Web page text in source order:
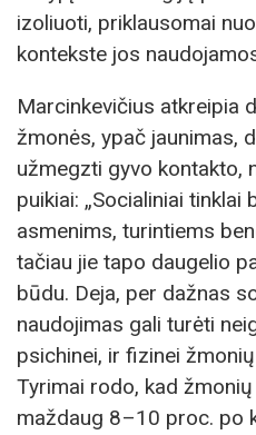
izoliuoti, priklausomai
kontekste jos
Marcinkevičius atkreipia
žmonės, ypač jaunimas,
užmegzti gyvo kontakto,
puikiai: „Socialiniai tinklai
asmenims, turintiems
tačiau jie tapo daugelio
būdu. Deja, per dažnas
naudojimas gali turėti
psichinei, ir fizinei
Tyrimai rodo, kad
maždaug 8–10 proc. po